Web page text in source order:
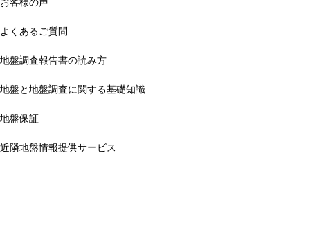
よくあるご質問
地盤調査報告書の読み方
地盤と地盤調査に関する基礎知識
地盤保証
近隣地盤情報提供サービス